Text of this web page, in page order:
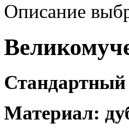
Описание
Стандартный
Материал: